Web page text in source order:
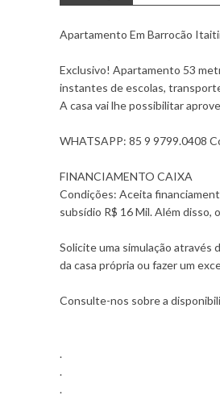
Apartamento Em Barrocão
Exclusivo! Apartamento 53
instantes de escolas,
A casa vai lhe possibilitar
WHATSAPP: 85 9 9799.0408
FINANCIAMENTO CAIXA
Condições: Aceita
subsídio R$ 16 Mil. Além disso,
Solicite uma simulação através
da casa própria ou fazer um
Consulte-nos sobre a
.
.
.